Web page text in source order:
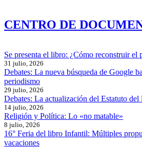
CENTRO DE
Se presenta el libro: ¿Cómo reconstruir el
31 julio, 2026
Debates: La nueva búsqueda de Google
periodismo
29 julio, 2026
Debates: La actualización del Estatuto del
14 julio, 2026
Religión y Política: Lo «no matable»
8 julio, 2026
16° Feria del libro Infantil: Múltiples
vacaciones